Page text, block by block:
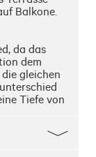
Balkone.
da das
dem
gleichen
Tiefe von